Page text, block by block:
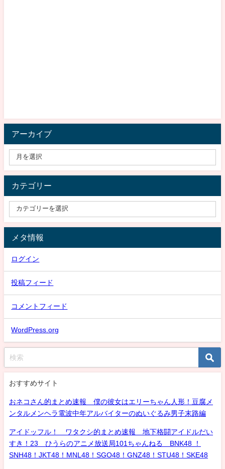
アーカイブ
カテゴリー
メタ情報
ログイン
投稿フィード
コメントフィード
WordPress.org
おすすめサイト
おネコさん的まとめ速報 僕の彼女はエリーちゃん人形！豆腐メ
ンタルメンヘラ電波中年アルバイターのぬいぐるみ男子末路編
アイドッフル！ ワタクシ的まとめ速報 地下格闘アイドルだい
すき！23 ひうらのアニメ放送局101ちゃんねる BNK48 ！
SNH48！JKT48！MNL48！SGO48！GNZ48！STU48！SKE48